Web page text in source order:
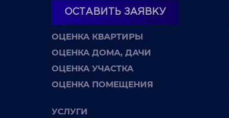
ОСТАВИТЬ ЗАЯВКУ
ОЦЕНКА КВАРТИРЫ
ОЦЕНКА ДОМА, ДАЧИ
ОЦЕНКА УЧАСТКА
ОЦЕНКА ПОМЕЩЕНИЯ
УСЛУГИ